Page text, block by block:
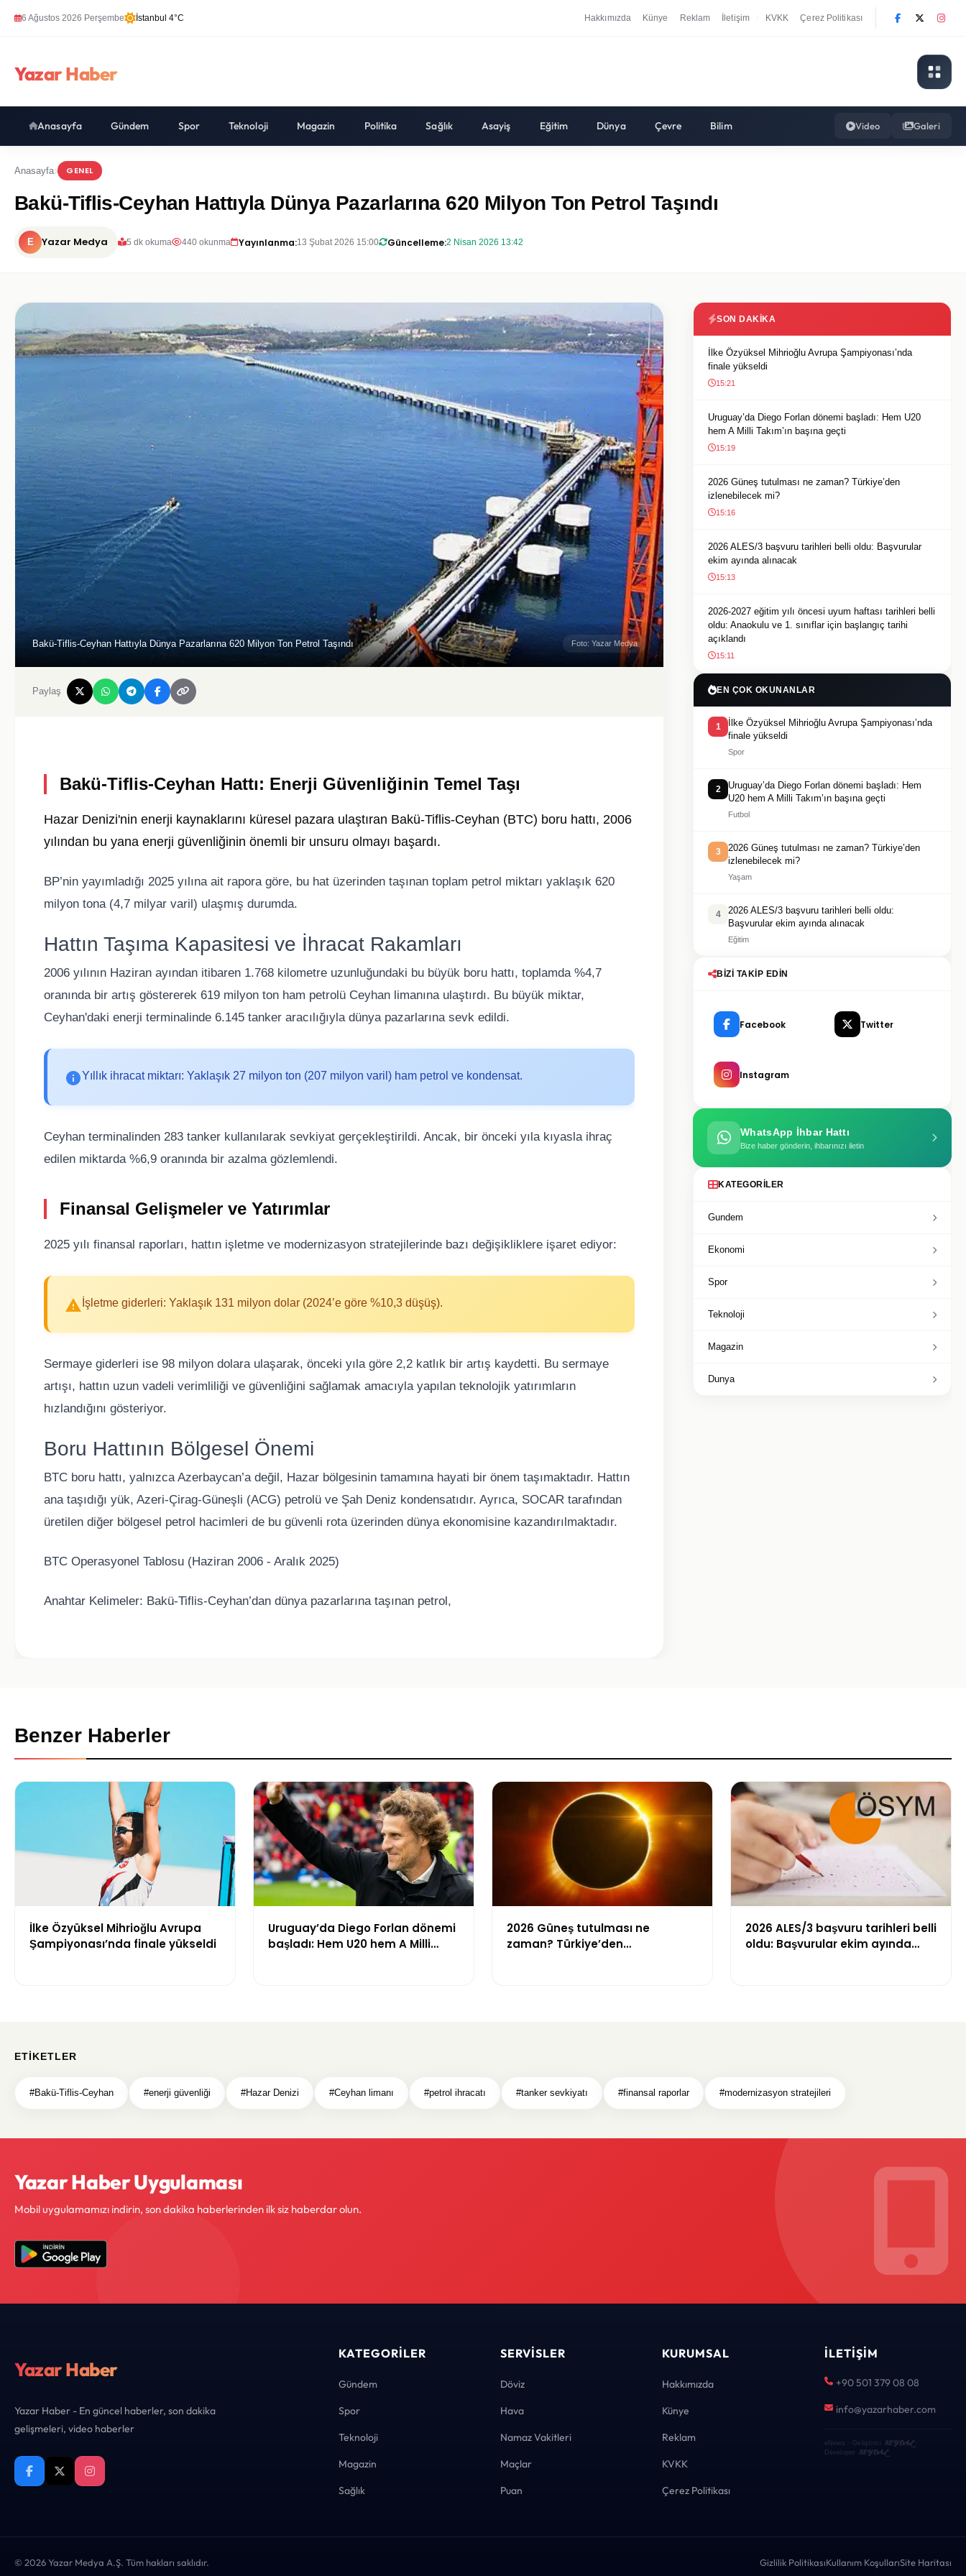
6 Ağustos 2026 Perşembe İstanbul 4°C Hakkımızda Künye Reklam İletişim KVKK Çerez Politikası
Yazar Haber
Anasayfa Gündem Spor Teknoloji Magazin Politika Sağlık Asayiş Eğitim Dünya Çevre Bilim Video Galeri
Anasayfa GENEL
Bakü-Tiflis-Ceyhan Hattıyla Dünya Pazarlarına 620 Milyon Ton Petrol Taşındı
E Yazar Medya 5 dk okuma 440 okunma Yayınlanma:13 Şubat 2026 15:00 Güncelleme:2 Nisan 2026 13:42
Bakü-Tiflis-Ceyhan Hattıyla Dünya Pazarlarına 620 Milyon Ton Petrol Taşındı Foto: Yazar Medya
Paylaş
Bakü-Tiflis-Ceyhan Hattı: Enerji Güvenliğinin Temel Taşı
Hazar Denizi'nin enerji kaynaklarını küresel pazara ulaştıran Bakü-Tiflis-Ceyhan (BTC) boru hattı, 2006
yılından bu yana enerji güvenliğinin önemli bir unsuru olmayı başardı.
BP’nin yayımladığı 2025 yılına ait rapora göre, bu hat üzerinden taşınan toplam petrol miktarı yaklaşık 620
milyon tona (4,7 milyar varil) ulaşmış durumda.
Hattın Taşıma Kapasitesi ve İhracat Rakamları
2006 yılının Haziran ayından itibaren 1.768 kilometre uzunluğundaki bu büyük boru hattı, toplamda %4,7
oranında bir artış göstererek 619 milyon ton ham petrolü Ceyhan limanına ulaştırdı. Bu büyük miktar,
Ceyhan'daki enerji terminalinde 6.145 tanker aracılığıyla dünya pazarlarına sevk edildi.
Yıllık ihracat miktarı: Yaklaşık 27 milyon ton (207 milyon varil) ham petrol ve kondensat.
Ceyhan terminalinden 283 tanker kullanılarak sevkiyat gerçekleştirildi. Ancak, bir önceki yıla kıyasla ihraç
edilen miktarda %6,9 oranında bir azalma gözlemlendi.
Finansal Gelişmeler ve Yatırımlar
2025 yılı finansal raporları, hattın işletme ve modernizasyon stratejilerinde bazı değişikliklere işaret ediyor:
İşletme giderleri: Yaklaşık 131 milyon dolar (2024’e göre %10,3 düşüş).
Sermaye giderleri ise 98 milyon dolara ulaşarak, önceki yıla göre 2,2 katlık bir artış kaydetti. Bu sermaye
artışı, hattın uzun vadeli verimliliği ve güvenliğini sağlamak amacıyla yapılan teknolojik yatırımların
hızlandığını gösteriyor.
Boru Hattının Bölgesel Önemi
BTC boru hattı, yalnızca Azerbaycan’a değil, Hazar bölgesinin tamamına hayati bir önem taşımaktadır. Hattın
ana taşıdığı yük, Azeri-Çirag-Güneşli (ACG) petrolü ve Şah Deniz kondensatıdır. Ayrıca, SOCAR tarafından
üretilen diğer bölgesel petrol hacimleri de bu güvenli rota üzerinden dünya ekonomisine kazandırılmaktadır.
BTC Operasyonel Tablosu (Haziran 2006 - Aralık 2025)
Anahtar Kelimeler: Bakü-Tiflis-Ceyhan’dan dünya pazarlarına taşınan petrol,
SON DAKIKA
İlke Özyüksel Mihrioğlu Avrupa Şampiyonası’nda
finale yükseldi
15:21
Uruguay’da Diego Forlan dönemi başladı: Hem U20
hem A Milli Takım’ın başına geçti
15:19
2026 Güneş tutulması ne zaman? Türkiye’den
izlenebilecek mi?
15:16
2026 ALES/3 başvuru tarihleri belli oldu: Başvurular
ekim ayında alınacak
15:13
2026-2027 eğitim yılı öncesi uyum haftası tarihleri belli
oldu: Anaokulu ve 1. sınıflar için başlangıç tarihi
açıklandı
15:11
EN ÇOK OKUNANLAR
1
İlke Özyüksel Mihrioğlu Avrupa Şampiyonası’nda
finale yükseldi
Spor
2
Uruguay’da Diego Forlan dönemi başladı: Hem
U20 hem A Milli Takım’ın başına geçti
Futbol
3
2026 Güneş tutulması ne zaman? Türkiye’den
izlenebilecek mi?
Yaşam
4
2026 ALES/3 başvuru tarihleri belli oldu:
Başvurular ekim ayında alınacak
Eğitim
BIZI TAKIP EDIN
Facebook Twitter
Instagram
WhatsApp İhbar Hattı
Bize haber gönderin, ihbarınızı iletin
KATEGORILER
Gundem
Ekonomi
Spor
Teknoloji
Magazin
Dunya
Benzer Haberler
İlke Özyüksel Mihrioğlu Avrupa
Şampiyonası’nda finale yükseldi
Uruguay’da Diego Forlan dönemi
başladı: Hem U20 hem A Milli
2026 Güneş tutulması ne
zaman? Türkiye’den
2026 ALES/3 başvuru tarihleri belli
oldu: Başvurular ekim ayında
ETIKETLER
#Bakü-Tiflis-Ceyhan #enerji güvenliği #Hazar Denizi #Ceyhan limanı #petrol ihracatı #tanker sevkiyatı #finansal raporlar #modernizasyon stratejileri
Yazar Haber Uygulaması
Mobil uygulamamızı indirin, son dakika haberlerinden ilk siz haberdar olun.
Yazar Haber
Yazar Haber - En güncel haberler, son dakika
gelişmeleri, video haberler
KATEGORILER
Gündem
Spor
Teknoloji
Magazin
Sağlık
SERVISLER
Döviz
Hava
Namaz Vakitleri
Maçlar
Puan
KURUMSAL
Hakkımızda
Künye
Reklam
KVKK
Çerez Politikası
İLETIŞIM
+90 501 379 08 08
info@yazarhaber.com
eNews · Geliştirici KEYDAL·
Developer
KEYDAL
© 2026 Yazar Medya A.Ş. Tüm hakları saklıdır. Gizlilik PolitikasıKullanım KoşullarıSite Haritası